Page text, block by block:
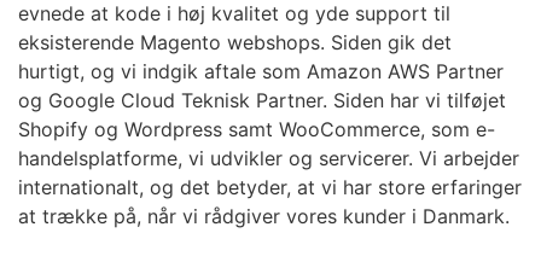
evnede at kode i høj kvalitet og yde support til
eksisterende Magento webshops. Siden gik det
hurtigt, og vi indgik aftale som Amazon AWS Partner
og Google Cloud Teknisk Partner. Siden har vi tilføjet
Shopify og Wordpress samt WooCommerce, som e-
handelsplatforme, vi udvikler og servicerer. Vi arbejder
internationalt, og det betyder, at vi har store erfaringer
at trække på, når vi rådgiver vores kunder i Danmark.